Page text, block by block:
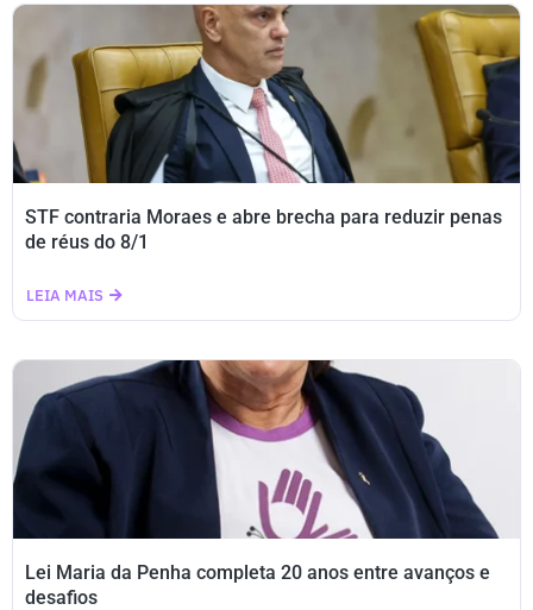
STF contraria Moraes e abre brecha para reduzir penas
de réus do 8/1
LEIA MAIS
Lei Maria da Penha completa 20 anos entre avanços e
desafios